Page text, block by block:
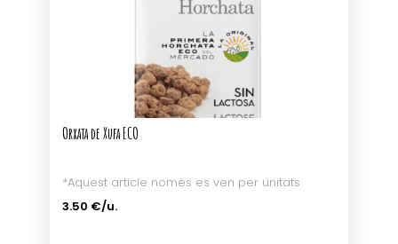
Orxata de Xufa ECO
*Aquest article només es ven per unitats
3.50 €/u.